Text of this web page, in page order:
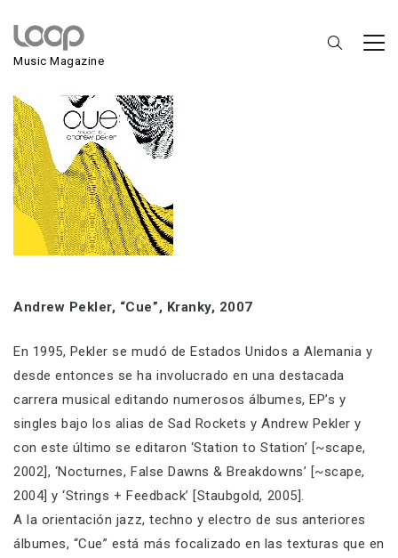
Music Magazine
Andrew Pekler
Andrew Pekler, “Cue”, Kranky, 2007
En 1995, Pekler se mudó de Estados Unidos a Alemania y
desde entonces se ha involucrado en una destacada
carrera musical editando numerosos álbumes, EP’s y
singles bajo los alias de Sad Rockets y Andrew Pekler y
con este último se editaron ‘Station to Station’ [~scape,
2002], ‘Nocturnes, False Dawns & Breakdowns’ [~scape,
2004] y ‘Strings + Feedback’ [Staubgold, 2005].
A la orientación jazz, techno y electro de sus anteriores
álbumes, “Cue” está más focalizado en las texturas que en